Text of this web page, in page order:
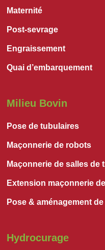
Maternité
Post-sevrage
Engraissement
Quai d’embarquement
Milieu Bovin
Pose de tubulaires
Maçonnerie de robots
Maçonnerie de salles de
Extension maçonnerie
Pose & aménagement
Hydrocurage